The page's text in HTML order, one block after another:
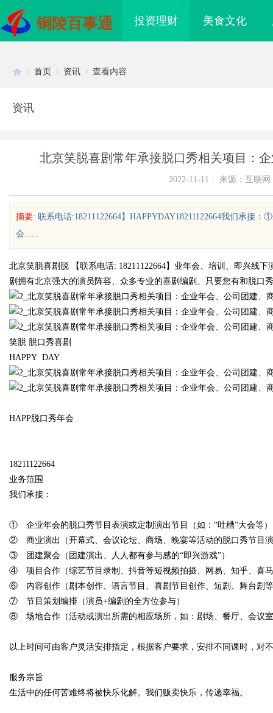
铜陵百事通 投资理财 美食文化
uz
!
Bo
首页 资讯 查看内容
资讯
北京笑脱喜剧常年承接脱口秀相关项目：
2022-11-11 来源：互联网
摘要: 联系电话:18211122664】HAPPYDAY18211122664我们承接
会......
北京笑脱喜剧脱 【联系电话: 18211122664】 业年会、培训、即兴线下
剧拥有北京强大的演员阵容、众多专业的喜剧编剧、只要您有和脱口
笑脱 脱口秀喜剧
HAPPY DAY
HAPP脱口秀年会
18211122664
业务范围
我们承接：
① 企业年会的脱口秀节目表演或定制演出节目（如：“吐槽”大会等）
② 商业演出（开幕式、会议论坛、商场、晚宴等活动的脱口秀节目
③ 团建聚会（团建演出、人人都有参与感的“即兴游戏”）
④ 项目合作（综艺节目录制、抖音等短视频拍摄、网易、知乎、喜
⑥ 内容创作（剧本创作、语言节目、喜剧节目创作、短剧、舞台剧
⑦ 节目策划编排（演员+编剧的全方位参与）
⑧ 场地合作（活动或演出所需的相应场所，如：剧场、餐厅、会议
以上时间可由客户灵活安排指定，根据客户要求，安排不同课时，对
服务宗旨
生活中的任何苦难终将被快乐化解。我们贩卖快乐，传递幸福。
配眼镜 金牌影院：打造顶级观影体验的
翘楚